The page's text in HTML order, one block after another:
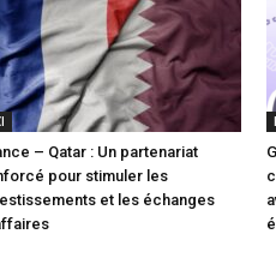
– Qatar : Un partenariat
pour stimuler les
et les échanges